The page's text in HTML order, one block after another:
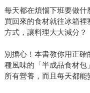
每天都在煩惱下班要做什
買回來的食材就往冰箱
方式，讓料理大大減分？
別擔心！本書教你用正
種風味的「半成品食材
所有營養，而且每天都能